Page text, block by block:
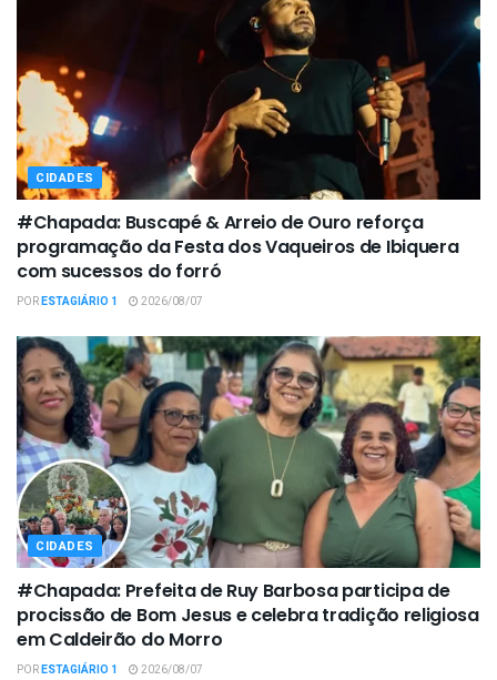
CIDADES
#Chapada: Buscapé & Arreio de Ouro reforça
programação da Festa dos Vaqueiros de Ibiquera
com sucessos do forró
PORESTAGIÁRIO 1 2026/08/07
CIDADES
#Chapada: Prefeita de Ruy Barbosa participa de
procissão de Bom Jesus e celebra tradição religiosa
em Caldeirão do Morro
PORESTAGIÁRIO 1 2026/08/07